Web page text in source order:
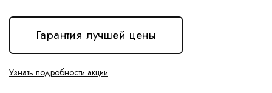
Гарантия лучшей цены
Узнать подробности акции